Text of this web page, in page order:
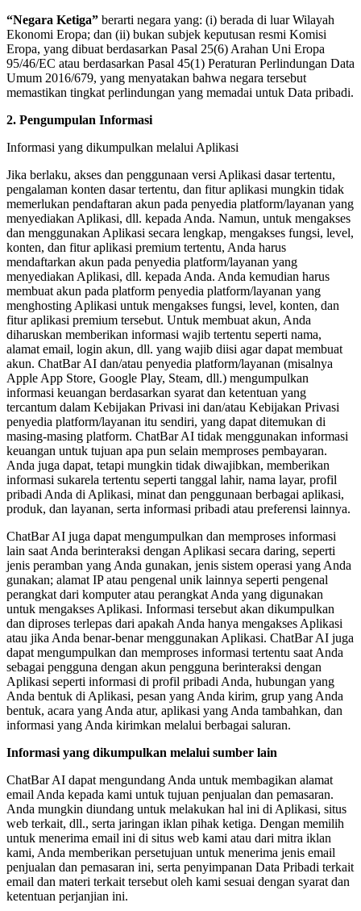
“Negara Ketiga” berarti negara yang: (i) berada di luar Wilayah
Ekonomi Eropa; dan (ii) bukan subjek keputusan resmi Komisi
Eropa, yang dibuat berdasarkan Pasal 25(6) Arahan Uni Eropa
95/46/EC atau berdasarkan Pasal 45(1) Peraturan Perlindungan Data
Umum 2016/679, yang menyatakan bahwa negara tersebut
memastikan tingkat perlindungan yang memadai untuk Data pribadi.
2. Pengumpulan Informasi
Informasi yang dikumpulkan melalui Aplikasi
Jika berlaku, akses dan penggunaan versi Aplikasi dasar tertentu,
pengalaman konten dasar tertentu, dan fitur aplikasi mungkin tidak
memerlukan pendaftaran akun pada penyedia platform/layanan yang
menyediakan Aplikasi, dll. kepada Anda. Namun, untuk mengakses
dan menggunakan Aplikasi secara lengkap, mengakses fungsi, level,
konten, dan fitur aplikasi premium tertentu, Anda harus
mendaftarkan akun pada penyedia platform/layanan yang
menyediakan Aplikasi, dll. kepada Anda. Anda kemudian harus
membuat akun pada platform penyedia platform/layanan yang
menghosting Aplikasi untuk mengakses fungsi, level, konten, dan
fitur aplikasi premium tersebut. Untuk membuat akun, Anda
diharuskan memberikan informasi wajib tertentu seperti nama,
alamat email, login akun, dll. yang wajib diisi agar dapat membuat
akun. ChatBar AI dan/atau penyedia platform/layanan (misalnya
Apple App Store, Google Play, Steam, dll.) mengumpulkan
informasi keuangan berdasarkan syarat dan ketentuan yang
tercantum dalam Kebijakan Privasi ini dan/atau Kebijakan Privasi
penyedia platform/layanan itu sendiri, yang dapat ditemukan di
masing-masing platform. ChatBar AI tidak menggunakan informasi
keuangan untuk tujuan apa pun selain memproses pembayaran.
Anda juga dapat, tetapi mungkin tidak diwajibkan, memberikan
informasi sukarela tertentu seperti tanggal lahir, nama layar, profil
pribadi Anda di Aplikasi, minat dan penggunaan berbagai aplikasi,
produk, dan layanan, serta informasi pribadi atau preferensi lainnya.
ChatBar AI juga dapat mengumpulkan dan memproses informasi
lain saat Anda berinteraksi dengan Aplikasi secara daring, seperti
jenis peramban yang Anda gunakan, jenis sistem operasi yang Anda
gunakan; alamat IP atau pengenal unik lainnya seperti pengenal
perangkat dari komputer atau perangkat Anda yang digunakan
untuk mengakses Aplikasi. Informasi tersebut akan dikumpulkan
dan diproses terlepas dari apakah Anda hanya mengakses Aplikasi
atau jika Anda benar-benar menggunakan Aplikasi. ChatBar AI juga
dapat mengumpulkan dan memproses informasi tertentu saat Anda
sebagai pengguna dengan akun pengguna berinteraksi dengan
Aplikasi seperti informasi di profil pribadi Anda, hubungan yang
Anda bentuk di Aplikasi, pesan yang Anda kirim, grup yang Anda
bentuk, acara yang Anda atur, aplikasi yang Anda tambahkan, dan
informasi yang Anda kirimkan melalui berbagai saluran.
Informasi yang dikumpulkan melalui sumber lain
ChatBar AI dapat mengundang Anda untuk membagikan alamat
email Anda kepada kami untuk tujuan penjualan dan pemasaran.
Anda mungkin diundang untuk melakukan hal ini di Aplikasi, situs
web terkait, dll., serta jaringan iklan pihak ketiga. Dengan memilih
untuk menerima email ini di situs web kami atau dari mitra iklan
kami, Anda memberikan persetujuan untuk menerima jenis email
penjualan dan pemasaran ini, serta penyimpanan Data Pribadi terkait
email dan materi terkait tersebut oleh kami sesuai dengan syarat dan
ketentuan perjanjian ini.